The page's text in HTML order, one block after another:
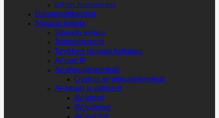
Extron huonevaraus
Dokumenttikamerat
Signaalin hallinta
Signaalin suojaus
Telakointiasemat
Tarvikkeet signaalin hallintaan
AV over IP
AV-ohjausjärjestelmät
Crestron av-ohjausjärjestelmät
AV-jakajat ja valitsimet
AV-jakajat
AV-kytkimet